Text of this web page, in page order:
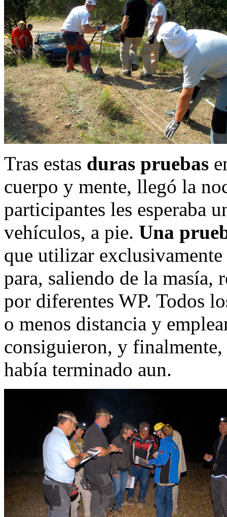
Tras estas duras pruebas
cuerpo y mente, llegó la
participantes les esperaba
vehículos, a pie. Una
que utilizar exclusivamente
para, saliendo de la masía,
por diferentes WP. Todos
o menos distancia y
consiguieron, y
había terminado aun.